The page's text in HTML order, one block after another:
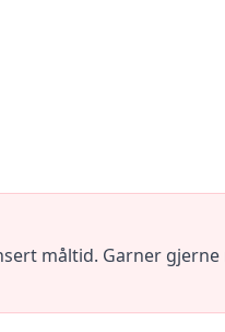
måltid. Garner gjerne